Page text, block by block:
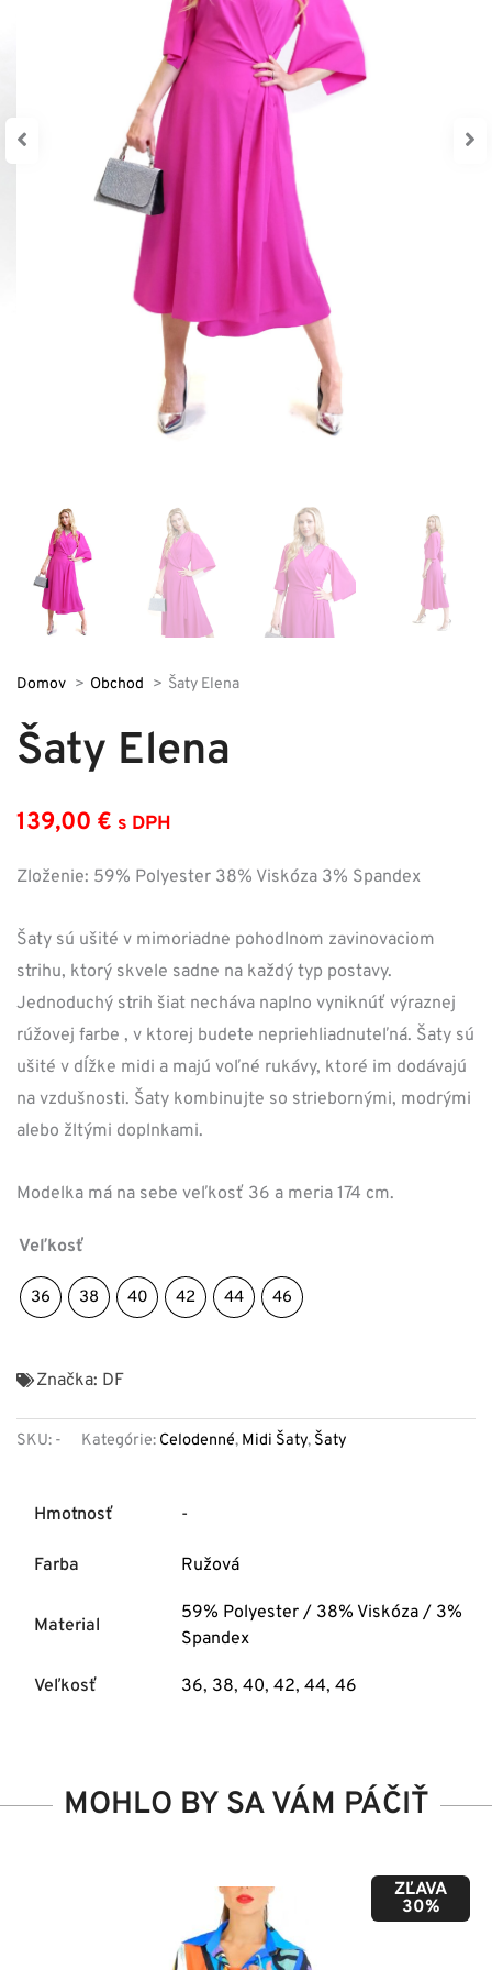
Domov Obchod Šaty Elena
Šaty Elena
139,00 € s DPH
Zloženie: 59% Polyester 38% Viskóza 3% Spandex
Šaty sú ušité v mimoriadne pohodlnom zavinovaciom
strihu, ktorý skvele sadne na každý typ postavy.
Jednoduchý strih šiat necháva naplno vyniknúť výraznej
rúžovej farbe , v ktorej budete nepriehliadnuteľná. Šaty sú
ušité v dĺžke midi a majú voľné rukávy, ktoré im dodávajú
na vzdušnosti. Šaty kombinujte so striebornými, modrými
alebo žltými doplnkami.
Modelka má na sebe veľkosť 36 a meria 174 cm.
Veľkosť
36 38 40 42 44 46
Značka: DF
SKU: - Kategórie: Celodenné, Midi Šaty, Šaty
Hmotnosť -
Farba Ružová
Material
59% Polyester / 38% Viskóza / 3%
Spandex
Veľkosť 36, 38, 40, 42, 44, 46
MOHLO BY SA VÁM PÁČIŤ
ZĽAVA
50%